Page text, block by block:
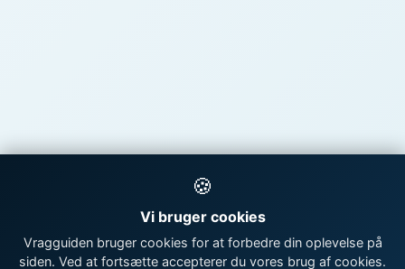
🍪
Vi bruger cookies
Vragguiden bruger cookies for at forbedre din oplevelse på
siden. Ved at fortsætte accepterer du vores brug af cookies.